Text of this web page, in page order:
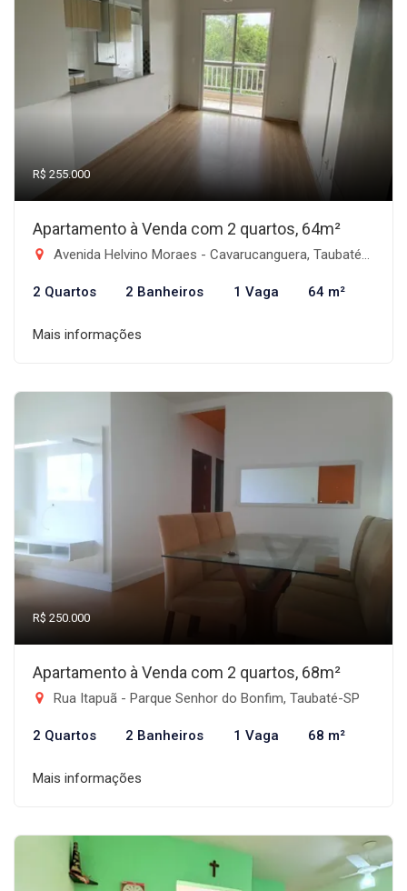
R$ 255.000
Apartamento à Venda com 2 quartos, 64m²
Avenida Helvino Moraes - Cavarucanguera, Taubaté-SP
2 Quartos 2 Banheiros 1 Vaga 64 m²
Mais informações
R$ 250.000
Apartamento à Venda com 2 quartos, 68m²
Rua Itapuã - Parque Senhor do Bonfim, Taubaté-SP
2 Quartos 2 Banheiros 1 Vaga 68 m²
Mais informações